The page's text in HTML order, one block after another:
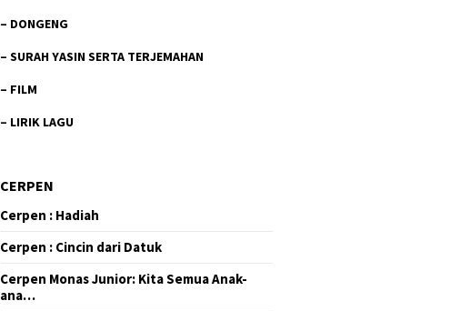
– DONGENG
–SURAH YASIN SERTA TERJEMAHAN
– FILM
– LIRIK LAGU
CERPEN
Cerpen : Hadiah
Cerpen : Cincin dari Datuk
Cerpen Monas Junior: Kita Semua Anak-
ana…